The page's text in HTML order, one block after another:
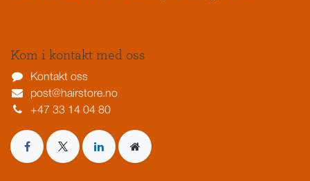
Kom i kontakt med oss
Kontakt oss
post@hairstore.no
+47 33 14 04 80